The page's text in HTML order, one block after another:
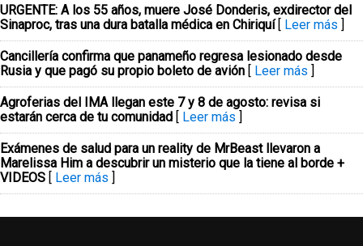
URGENTE: A los 55 años, muere José Donderis, exdirector del
Sinaproc, tras una dura batalla médica en Chiriquí [ Leer más ]
Cancillería confirma que panameño regresa lesionado desde
Rusia y que pagó su propio boleto de avión [ Leer más ]
Agroferias del IMA llegan este 7 y 8 de agosto: revisa si
estarán cerca de tu comunidad [ Leer más ]
Exámenes de salud para un reality de MrBeast llevaron a
Marelissa Him a descubrir un misterio que la tiene al borde +
VIDEOS [ Leer más ]